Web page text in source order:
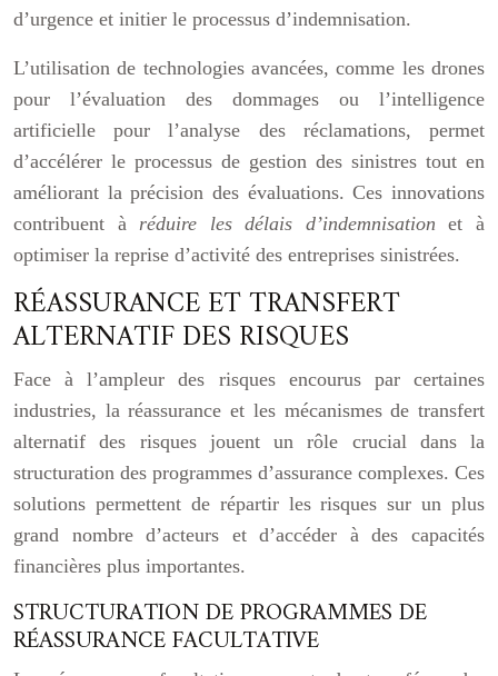
d’urgence et initier le processus d’indemnisation.
L’utilisation de technologies avancées, comme les drones
pour l’évaluation des dommages ou l’intelligence
artificielle pour l’analyse des réclamations, permet
d’accélérer le processus de gestion des sinistres tout en
améliorant la précision des évaluations. Ces innovations
contribuent àréduire les délais d’indemnisationet à
optimiser la reprise d’activité des entreprises sinistrées.
RÉASSURANCE ET TRANSFERT
ALTERNATIF DES RISQUES
Face à l’ampleur des risques encourus par certaines
industries, la réassurance et les mécanismes de transfert
alternatif des risques jouent un rôle crucial dans la
structuration des programmes d’assurance complexes. Ces
solutions permettent de répartir les risques sur un plus
grand nombre d’acteurs et d’accéder à des capacités
financières plus importantes.
STRUCTURATION DE PROGRAMMES DE
RÉASSURANCE FACULTATIVE